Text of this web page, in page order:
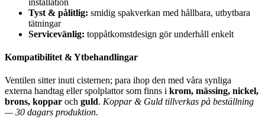
installation
Tyst & pålitlig: smidig spakverkan med hållbara, utbytbara
tätningar
Servicevänlig: toppåtkomstdesign gör underhåll enkelt
Kompatibilitet & Ytbehandlingar
Ventilen sitter inuti cisternen; para ihop den med våra synliga
externa handtag eller spolplattor som finns i krom, mässing, nickel,
brons, koppar och guld. Koppar & Guld tillverkas på beställning
— 30 dagars produktion.